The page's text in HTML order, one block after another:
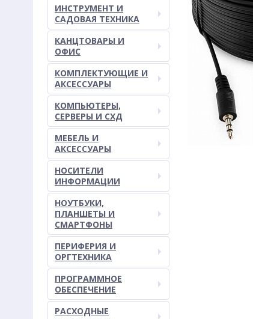
ИНСТРУМЕНТ И
САДОВАЯ ТЕХНИКА
КАНЦТОВАРЫ И
ОФИС
КОМПЛЕКТУЮЩИЕ И
АКСЕССУАРЫ
КОМПЬЮТЕРЫ,
СЕРВЕРЫ И СХД
МЕБЕЛЬ И
АКСЕССУАРЫ
НОСИТЕЛИ
ИНФОРМАЦИИ
НОУТБУКИ,
ПЛАНШЕТЫ И
СМАРТФОНЫ
ПЕРИФЕРИЯ И
ОРГТЕХНИКА
ПРОГРАММНОЕ
ОБЕСПЕЧЕНИЕ
РАСХОДНЫЕ